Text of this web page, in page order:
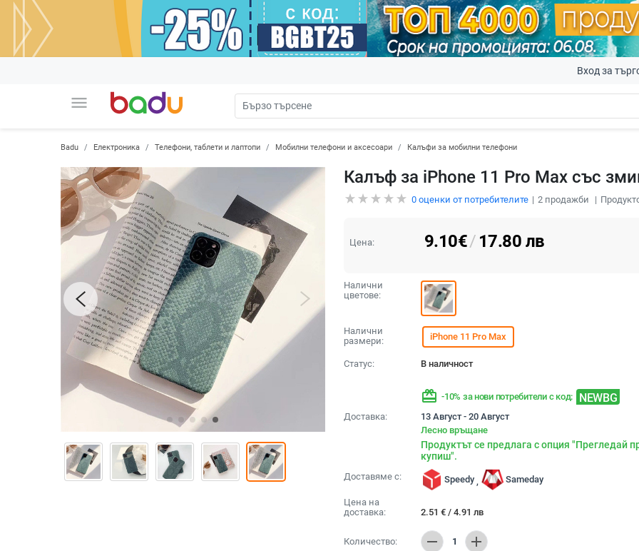
menu
Вход за
Badu Електроника Телефони, таблети и лаптопи Мобилни телефони и аксесоари Калъфи за мобилни телефони
Калъф за iPhone 11 Pro Max със
0оценки от потребителите 2продажби
Цена: 9.10€/ 17.80 лв
Налични
цветове:
Налични
размери:
iPhone 11 Pro Max
Статус: В наличност
redeem -10% за нови потребители с код: NEWBG
Доставка:
13 Август - 20 Август
Лесно връщане
Продуктът се предлага с опция "Прегледай
купиш".
Доставяме с: Speedy , Sameday
Цена на
доставка:
2.51 € / 4.91 лв
Количество: remove 1 add